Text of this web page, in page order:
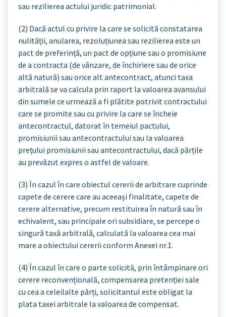
sau rezilierea actului juridic patrimonial.
(2) Dacă actul cu privire la care se solicită constatarea
nulității, anularea, rezoluțiunea sau rezilierea este un
pact de preferință, un pact de opțiune sau o promisiune
de a contracta (de vânzare, de închiriere sau de orice
altă natură) sau orice alt antecontract, atunci taxa
arbitrală se va calcula prin raport la valoarea avansului
din sumele ce urmează a fi plătite potrivit contractului
care se promite sau cu privire la care se încheie
antecontractul, datorat în temeiul pactului,
promisiunii sau antecontractului sau la valoarea
prețului promisiunii sau antecontractului, dacă părțile
au prevăzut expres o astfel de valoare.
(3) În cazul în care obiectul cererii de arbitrare cuprinde
capete de cerere care au aceeași finalitate, capete de
cerere alternative, precum restituirea în natură sau în
echivalent, sau principale ori subsidiare, se percepe o
singură taxă arbitrală, calculată la valoarea cea mai
mare a obiectului cererii conform Anexei nr.1.
(4) În cazul în care o parte solicită, prin întâmpinare ori
cerere reconvențională, compensarea pretenției sale
cu cea a celeilalte părți, solicitantul este obligat la
plata taxei arbitrale la valoarea de compensat.